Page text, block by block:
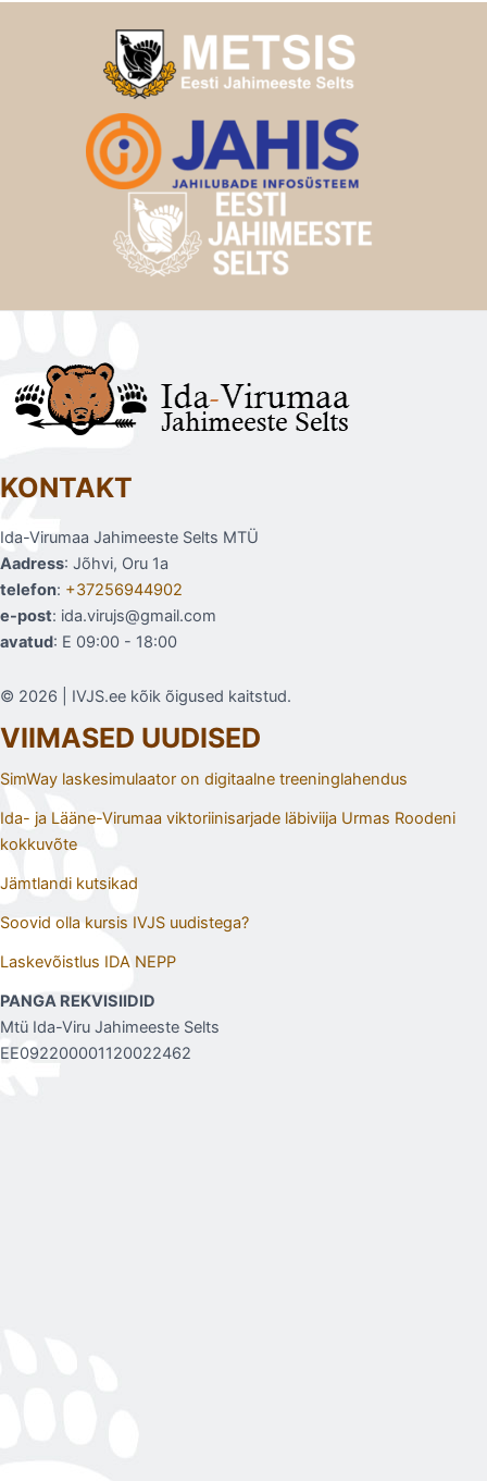
KONTAKT
Ida-Virumaa Jahimeeste Selts MTÜ
Aadress: Jõhvi, Oru 1a
telefon: +37256944902
e-post: ida.virujs@gmail.com
avatud: E 09:00 - 18:00
© 2026 | IVJS.ee kõik õigused kaitstud.
VIIMASED UUDISED
SimWay laskesimulaator on digitaalne treeninglahendus
Ida- ja Lääne-Virumaa viktoriinisarjade läbiviija Urmas Roodeni
kokkuvõte
Jämtlandi kutsikad
Soovid olla kursis IVJS uudistega?
Laskevõistlus IDA NEPP
PANGA REKVISIIDID
Mtü Ida-Viru Jahimeeste Selts
EE092200001120022462